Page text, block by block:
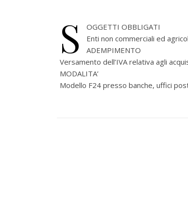
S
OGGETTI OBBLIGATI
Enti non commerciali ed
ADEMPIMENTO
Versamento dell’IVA relativa agli
MODALITA’
Modello F24 presso banche, uffici